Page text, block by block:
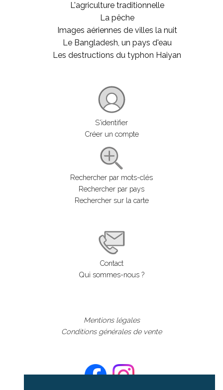
L'agriculture traditionnelle
La pêche
Images aériennes de villes la nuit
Le Bangladesh, un pays d'eau
Les destructions du typhon Haiyan
S'identifier
Créer un compte
Rechercher par mots-clés
Rechercher par pays
Rechercher sur la carte
Contact
Qui sommes-nous ?
Mentions légales
Conditions générales de vente